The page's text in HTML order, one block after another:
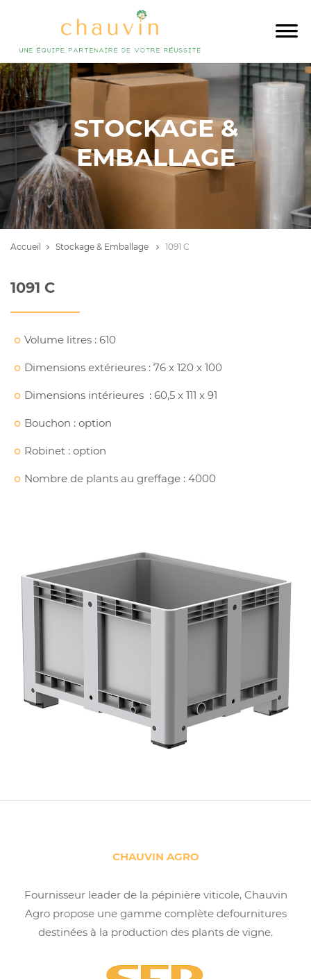
STOCKAGE &
EMBALLAGE
Accueil Stockage & Emballage 1091 C
1091 C
Volume litres : 610
Dimensions extérieures : 76 x 120 x 100
Dimensions intérieures : 60,5 x 111 x 91
Bouchon : option
Robinet : option
Nombre de plants au greffage : 4000
CHAUVIN AGRO
Fournisseur leader de la pépinière viticole, Chauvin
Agro propose une gamme complète defournitures
destinées à la production des plants de vigne.